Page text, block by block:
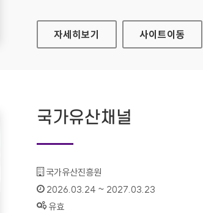
강진군청
자세히보기 사이트이동
국가유산채널
기관명 :
국가유산진흥원
인증기간 :
2026.03.24 ~ 2027.03.23
상태 :
유효